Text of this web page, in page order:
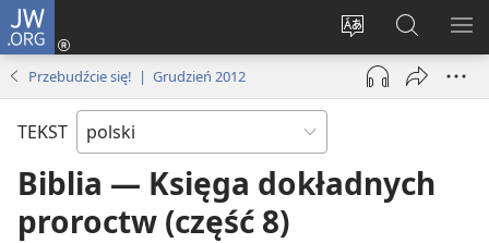
JW.ORG
Wybór
języka
Logowanie
(opens
window)
Szukaj
na
JW.ORG
Przebudźcie się! | Grudzień 2012
TEKST
Biblia — Księga dokładnych
proroctw (część 8)